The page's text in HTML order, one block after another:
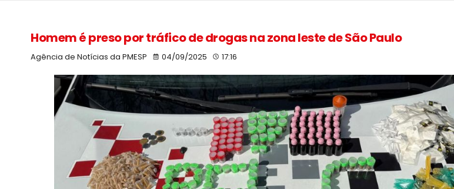
Homem é preso por tráfico de drogas na zona leste de São Paulo
Agência de Notícias da PMESP 04/09/2025 17:16